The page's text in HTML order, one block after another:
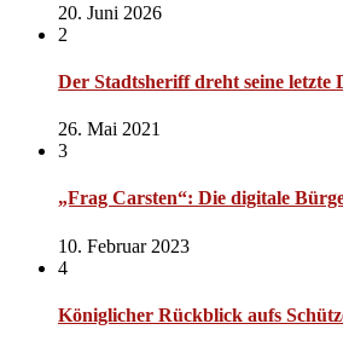
20. Juni 2026
2
Der Stadtsheriff dreht seine letzte
26. Mai 2021
3
„Frag Carsten“: Die digitale
10. Februar 2023
4
Königlicher Rückblick aufs